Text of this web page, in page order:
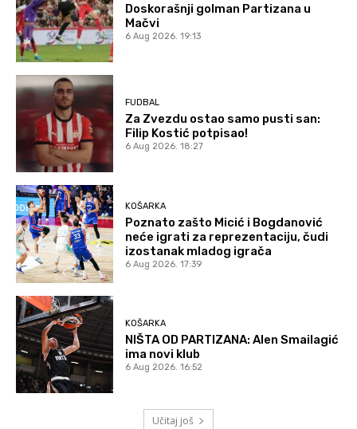
Doskorašnji golman Partizana u
Mačvi
6 Aug 2026. 19:13
FUDBAL
Za Zvezdu ostao samo pusti san:
Filip Kostić potpisao!
6 Aug 2026. 18:27
KOŠARKA
Poznato zašto Micić i Bogdanović
neće igrati za reprezentaciju, čudi
izostanak mladog igrača
6 Aug 2026. 17:39
KOŠARKA
NIŠTA OD PARTIZANA: Alen Smailagić
ima novi klub
6 Aug 2026. 16:52
Učitaj još